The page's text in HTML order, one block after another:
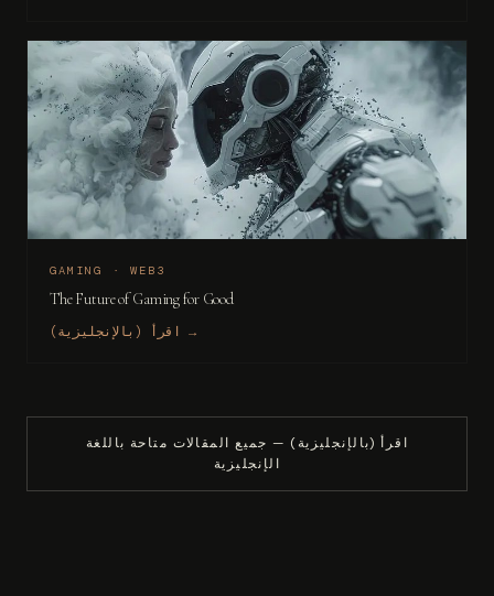
GAMING · WEB3
The Future of Gaming for Good
اقرأ (بالإنجليزية) →
اقرأ (بالإنجليزية) — جميع المقالات متاحة باللغة
الإنجليزية